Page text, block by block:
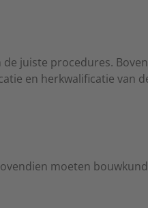
juiste procedures.
en herkwalificatie van
moeten